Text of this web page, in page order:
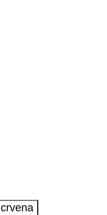
crvena